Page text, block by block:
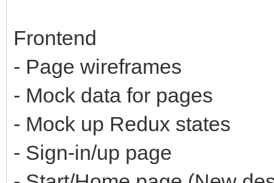
Frontend
- Page wireframes
- Mock data for pages
- Mock up Redux states
- Sign-in/up page